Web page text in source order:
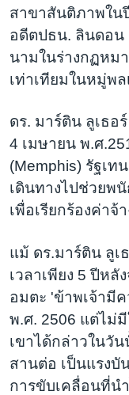
สาขาสันติภาพใน
อดีตปธน. ลินดอน
นามในร่างกฏหม
เท่าเทียมในหมู่พ
ดร. มาร์ติน ลูเธอ
4 เมษายน พ.ศ
(Memphis) รัฐเท
เดินทางไปช่วยพ
เพื่อเรียกร้องค่าจ้
แม้ ดร.มาร์ติน ลูเ
เวลาเพียง 5 ปีห
อมตะ 'ข้าพเจ้ามี
พ.ศ. 2506 แต่ไม่
เขาได้กล่าวในวั
สานต่อ เป็นแรงบั
การขับเคลื่อนที่น